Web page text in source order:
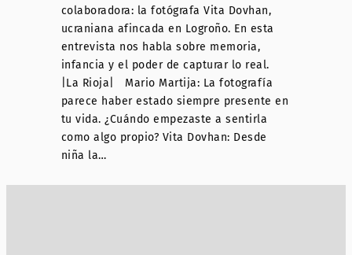
colaboradora: la fotógrafa Vita Dovhan,
ucraniana afincada en Logroño. En esta
entrevista nos habla sobre memoria,
infancia y el poder de capturar lo real.
|La Rioja| Mario Martija: La fotografía
parece haber estado siempre presente en
tu vida. ¿Cuándo empezaste a sentirla
como algo propio? Vita Dovhan: Desde
niña la…